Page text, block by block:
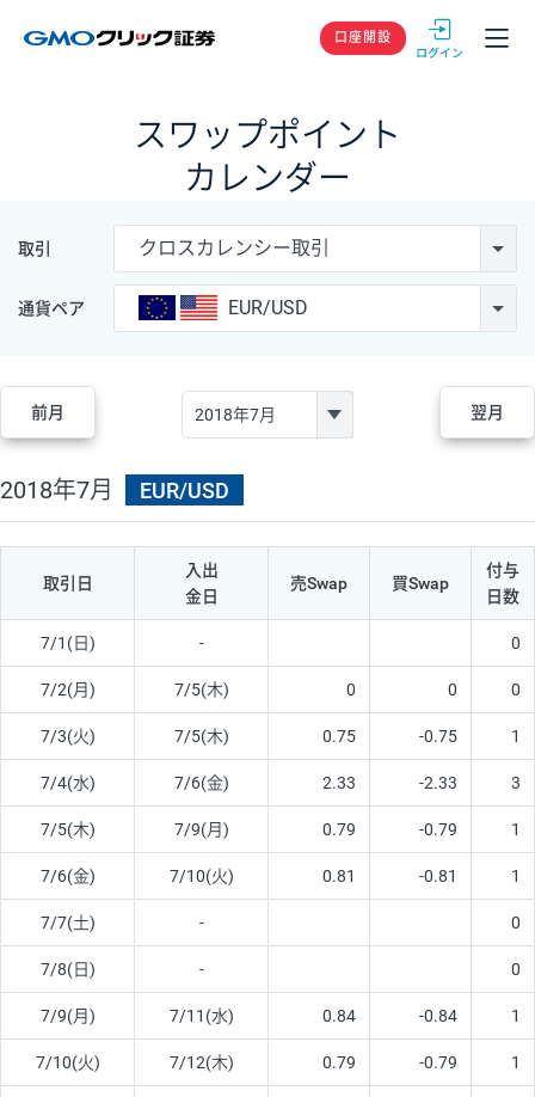
GMOクリック
口座開設
スワップポイント
カレンダー
取引 クロスカレンシー取引
通貨ペア EUR/USD
前月 翌月
2018年7月 EUR/USD
取引日
入出
金日
売Swap 買Swap
付与
日数
7/1(日) - 0
7/2(月) 7/5(木) 0 0 0
7/3(火) 7/5(木) 0.75 -0.75 1
7/4(水) 7/6(金) 2.33 -2.33 3
7/5(木) 7/9(月) 0.79 -0.79 1
7/6(金) 7/10(火) 0.81 -0.81 1
7/7(土) - 0
7/8(日) - 0
7/9(月) 7/11(水) 0.84 -0.84 1
7/10(火) 7/12(木) 0.79 -0.79 1